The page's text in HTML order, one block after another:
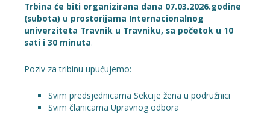
Trbina će biti organizirana dana 07.03.2026.godine
(subota) u prostorijama Internacionalnog
univerziteta Travnik u Travniku, sa početok u 10
sati i 30 minuta.
Poziv za tribinu upućujemo:
Svim predsjednicama Sekcije žena u podružnici
Svim članicama Upravnog odbora